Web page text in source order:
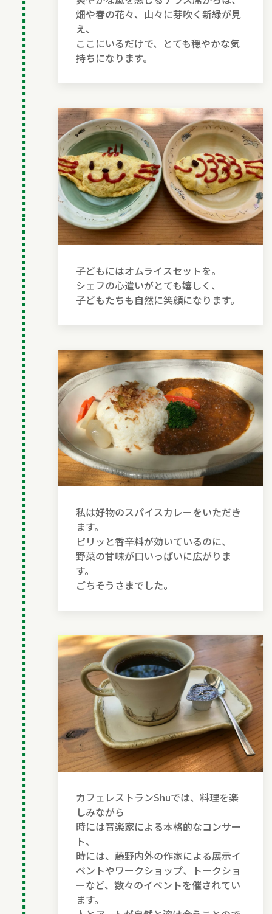
畑や春の花々、山々に芽吹く新緑が見
え、
ここにいるだけで、とても穏やかな気
持ちになります。
子どもにはオムライスセットを。
シェフの心遣いがとても嬉しく、
子どもたちも自然に笑顔になります。
私は好物のスパイスカレーをいただき
ます。
ピリッと香辛料が効いているのに、
野菜の甘味が口いっぱいに広がりま
す。
ごちそうさまでした。
カフェレストランShuでは、料理を楽
しみながら
時には音楽家による本格的なコンサー
ト、
時には、藤野内外の作家による展示イ
ベントやワークショップ、トークショ
ーなど、数々のイベントを催されてい
ます。